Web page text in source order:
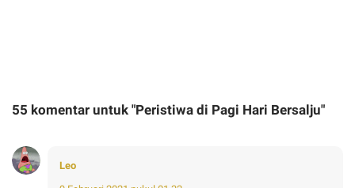
55 komentar untuk "Peristiwa di Pagi Hari Bersalju"
Leo